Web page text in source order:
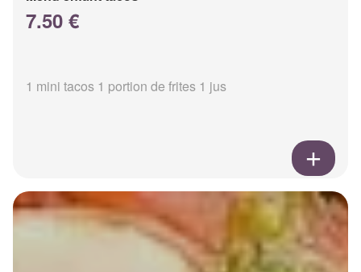
7.50 €
1 mini tacos 1 portion de frites 1 jus